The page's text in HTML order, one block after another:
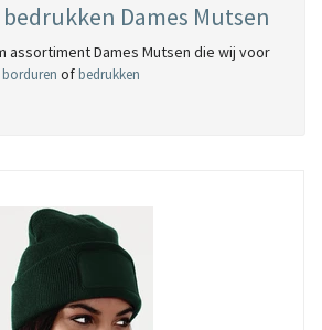
Dames Mutsen
assortiment Dames Mutsen die wij voor
borduren of bedrukken